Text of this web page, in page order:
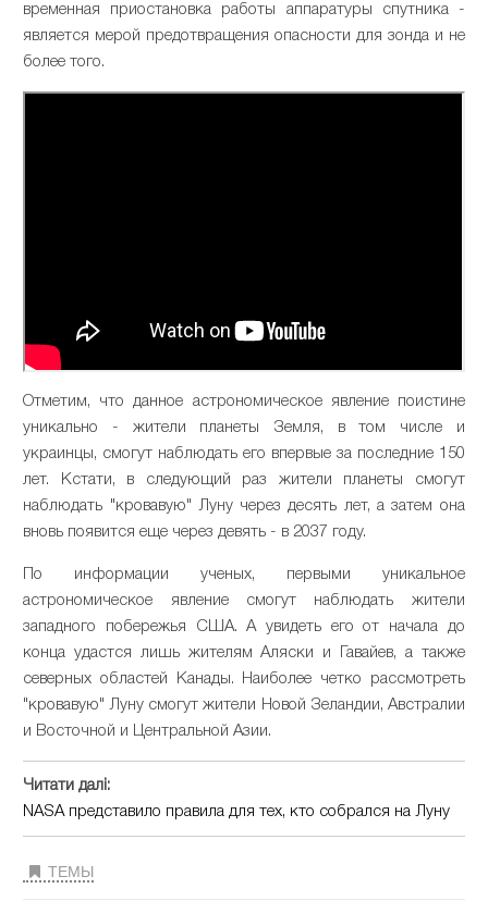
временная приостановка работы аппаратуры спутника -
является мерой предотвращения опасности для зонда и не
более того.
Отметим, что данное астрономическое явление поистине
уникально - жители планеты Земля, в том числе и
украинцы, смогут наблюдать его впервые за последние 150
лет. Кстати, в следующий раз жители планеты смогут
наблюдать "кровавую" Луну через десять лет, а затем она
вновь появится еще через девять - в 2037 году.
По информации ученых, первыми уникальное
астрономическое явление смогут наблюдать жители
западного побережья США. А увидеть его от начала до
конца удастся лишь жителям Аляски и Гавайев, а также
северных областей Канады. Наиболее четко рассмотреть
"кровавую" Луну смогут жители Новой Зеландии, Австралии
и Восточной и Центральной Азии.
Читати далі:
NASA представило правила для тех, кто собрался на Луну
ТЕМЫ